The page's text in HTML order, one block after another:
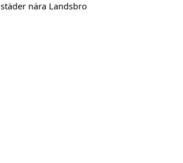
städer nära Landsbro